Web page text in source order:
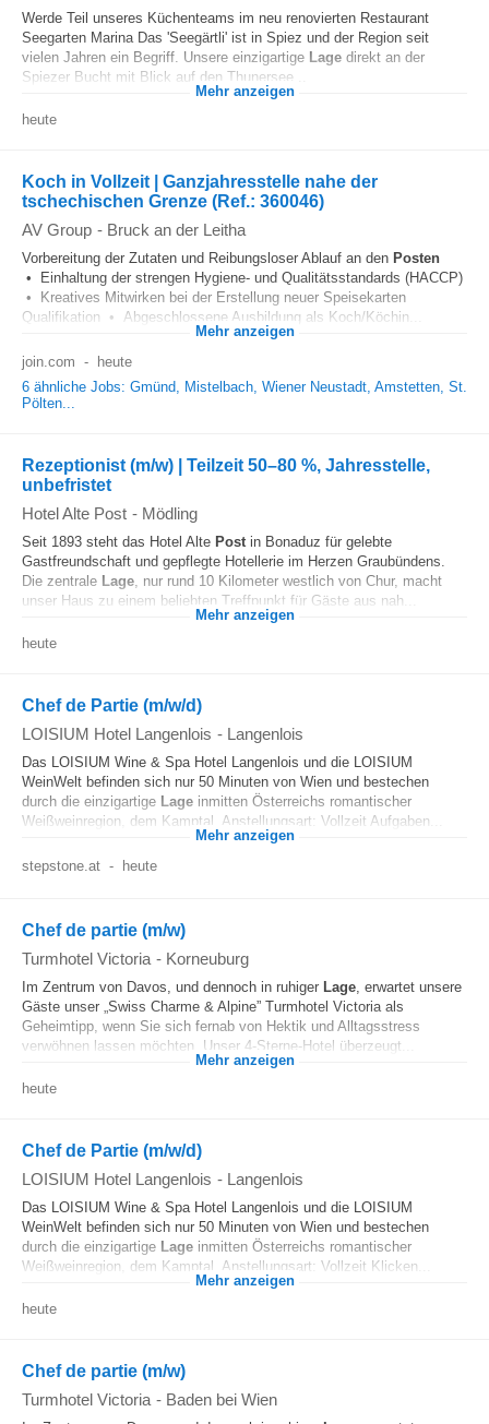
Werde Teil unseres Küchenteams im neu renovierten Restaurant
Seegarten Marina Das 'Seegärtli' ist in Spiez und der Region seit
vielen Jahren ein Begriff. Unsere einzigartige Lage direkt an der
Spiezer Bucht mit Blick auf den Thunersee...
Mehr anzeigen
heute
Koch in Vollzeit | Ganzjahresstelle nahe der
tschechischen Grenze (Ref.: 360046)
AV Group - Bruck an der Leitha
Vorbereitung der Zutaten und Reibungsloser Ablauf an den Posten
• Einhaltung der strengen Hygiene- und Qualitätsstandards (HACCP)
• Kreatives Mitwirken bei der Erstellung neuer Speisekarten
Qualifikation • Abgeschlossene Ausbildung als Koch/Köchin...
Mehr anzeigen
join.com -
heute
6 ähnliche Jobs: Gmünd, Mistelbach, Wiener Neustadt, Amstetten, St.
Pölten...
Rezeptionist (m/w) | Teilzeit 50–80 %, Jahresstelle,
unbefristet
Hotel Alte Post - Mödling
Seit 1893 steht das Hotel Alte Postin Bonaduz für gelebte
Gastfreundschaft und gepflegte Hotellerie im Herzen Graubündens.
Die zentrale Lage, nur rund 10 Kilometer westlich von Chur, macht
unser Haus zu einem beliebten Treffpunkt für Gäste aus nah...
Mehr anzeigen
heute
Chef de Partie (m/w/d)
LOISIUM Hotel Langenlois - Langenlois
Das LOISIUM Wine & Spa Hotel Langenlois und die LOISIUM
WeinWelt befinden sich nur 50 Minuten von Wien und bestechen
durch die einzigartige Lage inmitten Österreichs romantischer
Weißweinregion, dem Kamptal. Anstellungsart: Vollzeit Aufgaben...
Mehr anzeigen
stepstone.at - heute
Chef de partie (m/w)
Turmhotel Victoria - Korneuburg
Im Zentrum von Davos, und dennoch in ruhiger Lage, erwartet unsere
Gäste unser „Swiss Charme & Alpine” Turmhotel Victoria als
Geheimtipp, wenn Sie sich fernab von Hektik und Alltagsstress
verwöhnen lassen möchten. Unser 4-Sterne-Hotel überzeugt...
Mehr anzeigen
heute
Chef de Partie (m/w/d)
LOISIUM Hotel Langenlois - Langenlois
Das LOISIUM Wine & Spa Hotel Langenlois und die LOISIUM
WeinWelt befinden sich nur 50 Minuten von Wien und bestechen
durch die einzigartige Lage inmitten Österreichs romantischer
Weißweinregion, dem Kamptal. Anstellungsart: Vollzeit Klicken...
Mehr anzeigen
heute
Chef de partie (m/w)
Turmhotel Victoria - Baden bei Wien